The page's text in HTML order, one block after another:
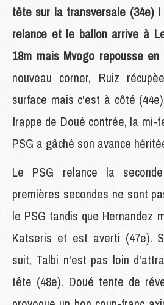
tête sur la transversale (34e)
relance et le ballon arrive à
18m mais Mvogo repousse en
nouveau corner, Ruiz
surface mais c'est à côté
frappe de Doué contrée, la
PSG a gâché son avance
Le PSG relance la
premières secondes ne sont
le PSG tandis que Hernandez
Katseris et est averti (47e).
suit, Talbi n'est pas loin
tête (48e). Doué tente de